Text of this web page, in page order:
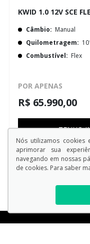
KWID 1.0 12V SCE
Câmbio: Manual
Quilometragem:
Combustível: Flex
POR APENAS
R$ 65.990,00
TENHO
VER
Nós utilizamos
aprimorar sua
navegando em nossas
de cookies. Para saber